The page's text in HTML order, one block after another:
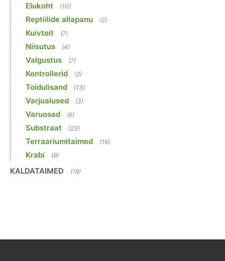
Elukoht (10)
Reptiilide allapanu (2)
Kuivtoit (7)
Niisutus (4)
Valgustus (7)
Kontrollerid (2)
Toidulisand (13)
Varjualused (3)
Varuosad (6)
Substraat (23)
Terraariumitaimed (16)
Krabi (9)
KALDATAIMED (18)